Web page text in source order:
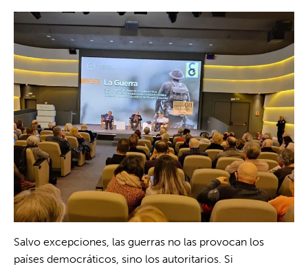
Salvo excepciones, las guerras no las provocan los
países democráticos, sino los autoritarios. Si